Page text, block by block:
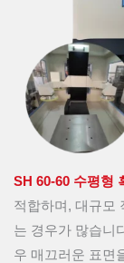
SH 60-60 수평형
적합하며, 대규모
는 경우가 많습니
우 매끄러운 표면